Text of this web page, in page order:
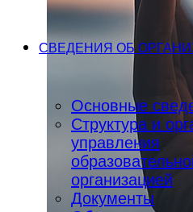
СВЕДЕНИЯ ОБ
Основные
Структура и
управления
организацией
Документы